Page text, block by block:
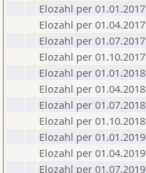
Elozahl per 01.01.2017
Elozahl per 01.04.2017
Elozahl per 01.07.2017
Elozahl per 01.10.2017
Elozahl per 01.01.2018
Elozahl per 01.04.2018
Elozahl per 01.07.2018
Elozahl per 01.10.2018
Elozahl per 01.01.2019
Elozahl per 01.04.2019
Elozahl per 01.07.2019